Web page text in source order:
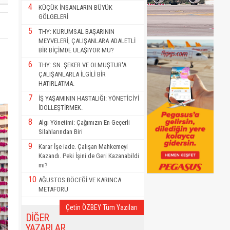
4
KÜÇÜK İNSANLARIN BÜYÜK
GÖLGELERİ
5
THY: KURUMSAL BAŞARININ
MEYVELERİ, ÇALIŞANLARA ADALETLİ
BİR BİÇİMDE ULAŞIYOR MU?
6
THY: SN. ŞEKER VE OLMUŞTUR'A
ÇALIŞANLARLA İLGİLİ BİR
HATIRLATMA.
7
İŞ YAŞAMININ HASTALIĞI: YÖNETİCİYİ
İDOLLEŞTİRMEK.
8
Algı Yönetimi: Çağımızın En Geçerli
Silahlarından Biri
9
Karar İşe iade. Çalışan Mahkemeyi
Kazandı. Peki İşini de Geri Kazanabildi
mi?
10 AĞUSTOS BÖCEĞİ VE KARINCA
METAFORU
Çetin ÖZBEY Tüm Yazıları
DİĞER